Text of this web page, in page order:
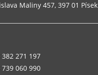
Maliny 457, 397 01 Písek
382 271 197
739 060 990